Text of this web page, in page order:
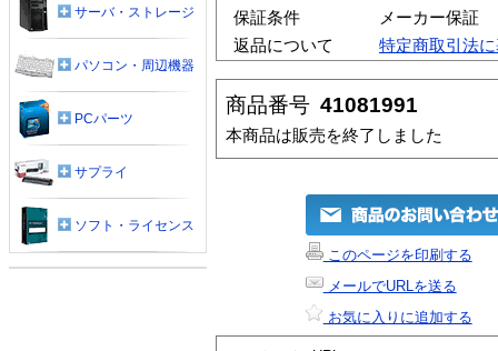
保証条件
メーカー保証
返品について
特定商取引法
商品番号 41081991
本商品は販売を終了しました
このページを印刷する
メールでURLを送る
お気に入りに追加する
サーバ・ストレージ
パソコン・周辺機器
PCパーツ
サプライ
ソフト・ライセンス